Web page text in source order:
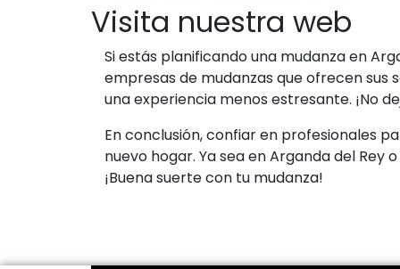
Visita nuestra web
Si estás planificando una mudanza en
empresas de mudanzas que ofrecen
una experiencia menos estresante. ¡No
En conclusión, confiar en profesionales
nuevo hogar. Ya sea en Arganda del
¡Buena suerte con tu mudanza!